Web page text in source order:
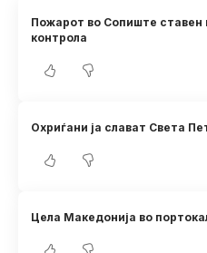
Пожарот во Сопиште ставен
контрола
Охриѓани ја слават Света
Цела Македонија во